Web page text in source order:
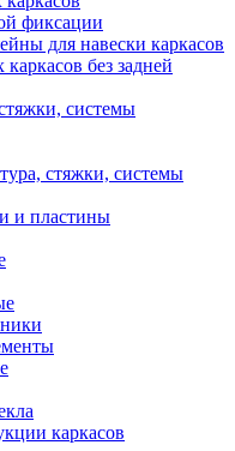
фиксации
для навески каркасов
без задней
системы
стяжки, системы
и пластины
каркасов